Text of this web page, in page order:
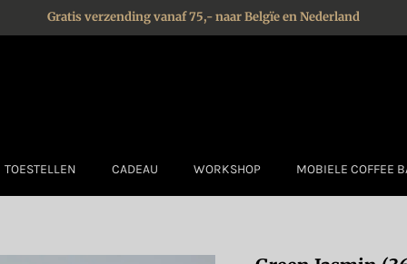
Gratis verzending vanaf 75,- naar Belgïe en Nederland
TOESTELLEN CADEAU WORKSHOP MOBIELE COFFEE